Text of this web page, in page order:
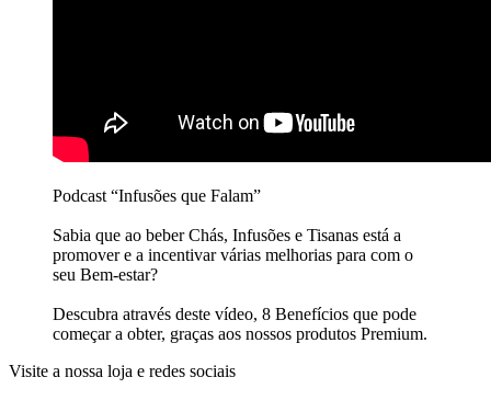
Podcast “Infusões que Falam”
Sabia que ao beber Chás, Infusões e Tisanas está a
promover e a incentivar várias melhorias para com o
seu Bem-estar?
Descubra através deste vídeo, 8 Benefícios que pode
começar a obter, graças aos nossos produtos Premium.
Visite a nossa loja e redes sociais